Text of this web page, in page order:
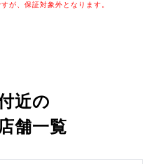
が、保証対象外となります。
近の
舗一覧